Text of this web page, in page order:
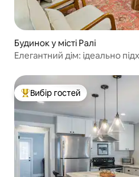
Будинок у місті Ралі
Елегантний дім: ідеально
Топ вибір гостей
Вибір гостей